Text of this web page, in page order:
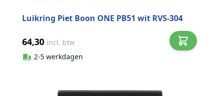
Luikring Piet Boon ONE PB51 wit RVS-304
64,30 incl. btw
2-5 werkdagen